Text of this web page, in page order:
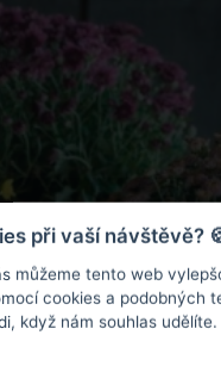
při vaší návštěvě?
můžeme tento web
cookies a podobných
když nám souhlas udělíte.